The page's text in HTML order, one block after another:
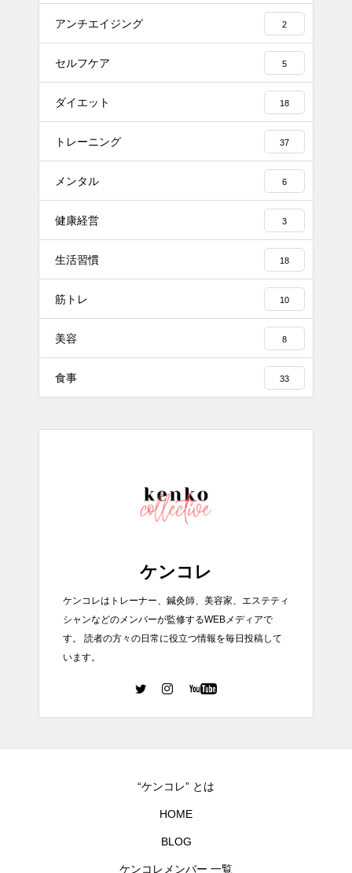
アンチエイジング 2
セルフケア 5
ダイエット 18
トレーニング 37
メンタル 6
健康経営 3
生活習慣 18
筋トレ 10
美容 8
食事 33
ケンコレ
ケンコレはトレーナー、鍼灸師、美容家、エステティ
シャンなどのメンバーが監修するWEBメディアで
す。 読者の方々の日常に役立つ情報を毎日投稿して
います。
“ケンコレ” とは
HOME
BLOG
ケンコレメンバー 一覧